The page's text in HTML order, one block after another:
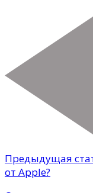
Предыдущая
от Apple?